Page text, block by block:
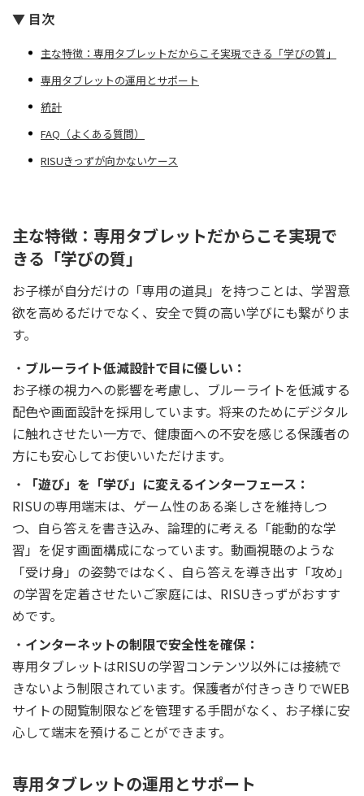
▼ 目次
主な特徴：専用タブレットだからこそ実現できる「学びの質」
専用タブレットの運用とサポート
統計
FAQ（よくある質問）
RISUきっずが向かないケース
主な特徴：専用タブレットだからこそ実現で
きる「学びの質」
お子様が自分だけの「専用の道具」を持つことは、学習意
欲を高めるだけでなく、安全で質の高い学びにも繋がりま
す。
ブルーライト低減設計で目に優しい：
お子様の視力への影響を考慮し、ブルーライトを低減する
配色や画面設計を採用しています。将来のためにデジタル
に触れさせたい一方で、健康面への不安を感じる保護者の
方にも安心してお使いいただけます。
「遊び」を「学び」に変えるインターフェース：
RISUの専用端末は、ゲーム性のある楽しさを維持しつ
つ、自ら答えを書き込み、論理的に考える「能動的な学
習」を促す画面構成になっています。動画視聴のような
「受け身」の姿勢ではなく、自ら答えを導き出す「攻め」
の学習を定着させたいご家庭には、RISUきっずがおすす
めです。
インターネットの制限で安全性を確保：
専用タブレットはRISUの学習コンテンツ以外には接続で
きないよう制限されています。保護者が付きっきりでWEB
サイトの閲覧制限などを管理する手間がなく、お子様に安
心して端末を預けることができます。
専用タブレットの運用とサポート